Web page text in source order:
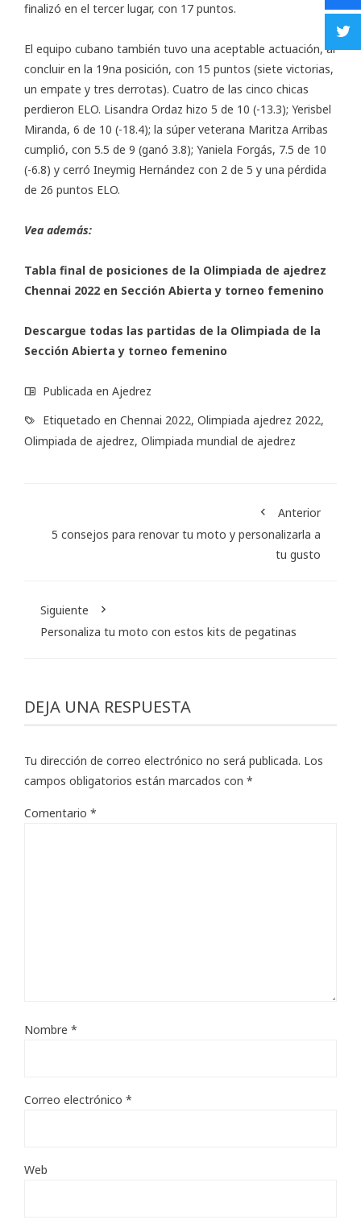
finalizó en el tercer lugar, con 17 puntos.
El equipo cubano también tuvo una aceptable actuación, al
concluir en la 19na posición, con 15 puntos (siete victorias,
un empate y tres derrotas). Cuatro de las cinco chicas
perdieron ELO. Lisandra Ordaz hizo 5 de 10 (-13.3); Yerisbel
Miranda, 6 de 10 (-18.4); la súper veterana Maritza Arribas
cumplió, con 5.5 de 9 (ganó 3.8); Yaniela Forgás, 7.5 de 10
(-6.8) y cerró Ineymig Hernández con 2 de 5 y una pérdida
de 26 puntos ELO.
Vea además:
Tabla final de posiciones de la Olimpiada de ajedrez
Chennai 2022 en Sección Abierta y torneo femenino
Descargue todas las partidas de la Olimpiada de la
Sección Abierta y torneo femenino
Publicada en Ajedrez
Etiquetado en Chennai 2022, Olimpiada ajedrez 2022,
Olimpiada de ajedrez, Olimpiada mundial de ajedrez
Anterior
5 consejos para renovar tu moto y personalizarla a
tu gusto
Siguiente
Personaliza tu moto con estos kits de pegatinas
DEJA UNA RESPUESTA
Tu dirección de correo electrónico no será publicada. Los
campos obligatorios están marcados con *
Comentario *
Nombre *
Correo electrónico *
Web